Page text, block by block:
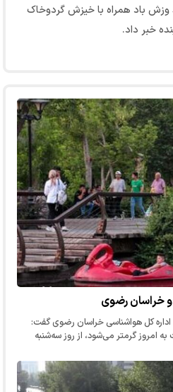
باد همراه با خیزش گردوخاک
خبر داد.
خراسان رضوی
اداره کل هواشناسی خراسان رضوی گفت:
امروز گرمتر می‌شود، از روز سه‌شنبه
نیست.